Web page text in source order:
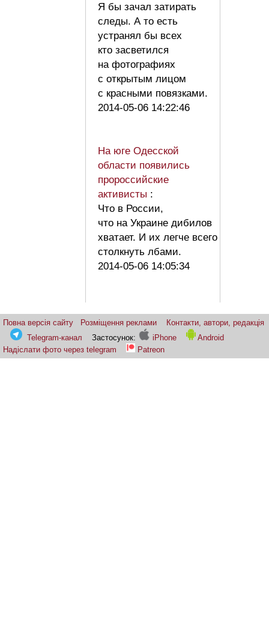
Я бы зачал затирать
следы. А то есть
устранял бы всех
кто засветился
на фотографиях
с открытым лицом
с красными повязками.
2014-05-06 14:22:46
На юге Одесской
области появились
пророссийские
активисты :
Что в России,
что на Украине дибилов
хватает. И их легче всего
столкнуть лбами.
2014-05-06 14:05:34
Повна версія сайту Розміщення реклами
Контакти, автори, редакція
Telegram-канал
Застосунок: iPhone
Android
Надіслати фото через telegram
Patreon